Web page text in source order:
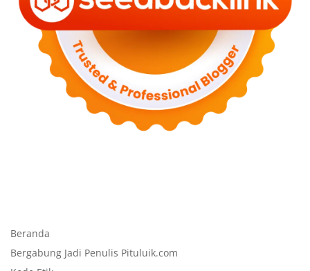
Beranda
Bergabung Jadi Penulis Pituluik.com